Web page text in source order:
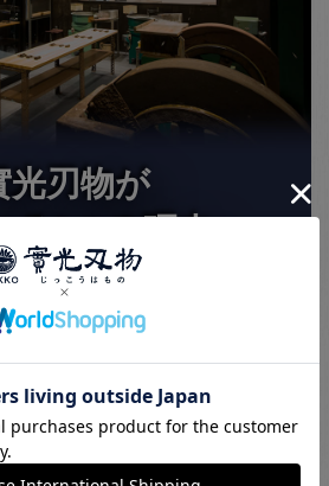
光刃物が
上継承された
の切れ味
技による切れ味にこだわりを持
に全品刃付け済みのため、購入